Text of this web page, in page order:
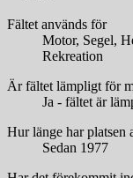
Fältet används för
Motor, Segel,
Rekreation
Är fältet lämpligt för
Ja - fältet är
Hur länge har
Sedan 1977